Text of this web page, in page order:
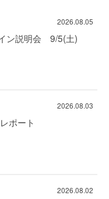
2026.08.05
ン説明会 9/5(土)
2026.08.03
ポート
2026.08.02